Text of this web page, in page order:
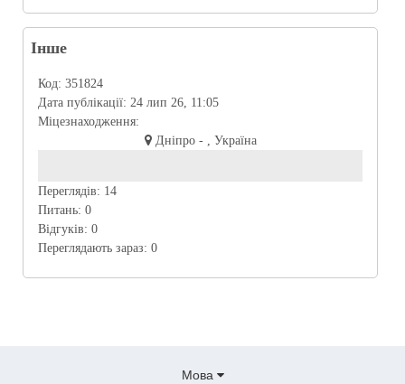
Інше
Код: 351824
Дата публікації: 24 лип 26, 11:05
Міцезнаходження:
Дніпро - , Україна
Переглядів: 14
Питань: 0
Відгуків: 0
Переглядають зараз: 0
Мова